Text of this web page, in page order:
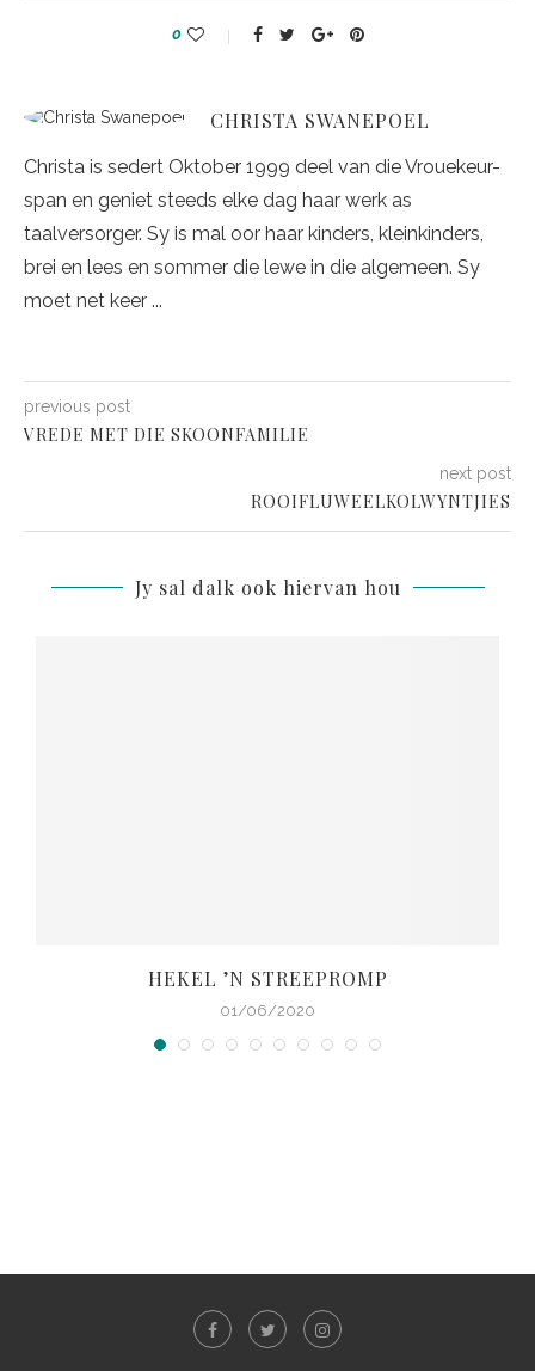
0
CHRISTA SWANEPOEL
Christa is sedert Oktober 1999 deel van die Vrouekeur-
span en geniet steeds elke dag haar werk as
taalversorger. Sy is mal oor haar kinders, kleinkinders,
brei en lees en sommer die lewe in die algemeen. Sy
moet net keer ...
previous post
VREDE MET DIE SKOONFAMILIE
next post
ROOIFLUWEELKOLWYNTJIES
Jy sal dalk ook hiervan hou
HEKEL ’N STREEPROMP
01/06/2020